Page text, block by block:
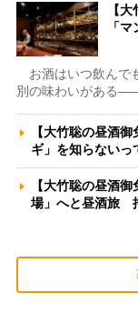
【
「
お酒はいつ飲んで
別の味わいがある
【大竹聡の昼酒
ギ」を知らない
【大竹聡の昼酒
場」へと昼酒旅